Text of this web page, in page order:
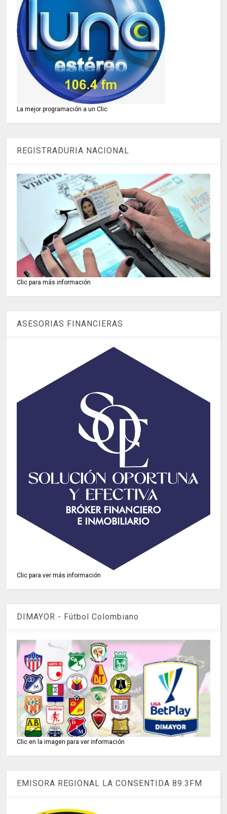
La mejor programación a un Clic
REGISTRADURIA NACIONAL
Clic para más información
ASESORIAS FINANCIERAS
Clic para ver más información
DIMAYOR - Fútbol Colombiano
Clic en la imagen para ver información
EMISORA REGIONAL LA CONSENTIDA 89.3FM